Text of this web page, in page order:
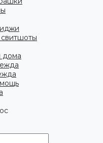
дома